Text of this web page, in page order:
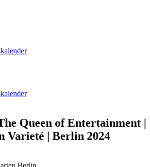
Queen of Entertainment |
Varieté | Berlin 2024